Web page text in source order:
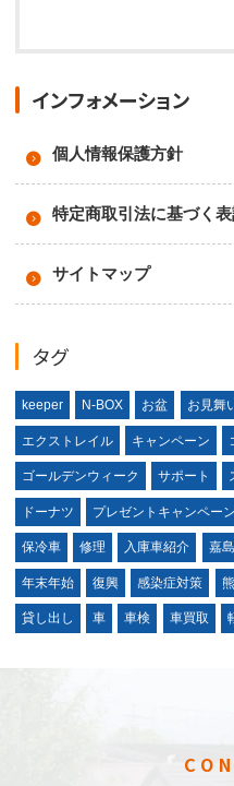
インフォメーション
個人情報保護方針
特定商取引法に基づく
サイトマップ
タグ
keeper N-BOX お盆 お見舞
エクストレイル キャンペーン
ゴールデンウィーク サポート
ドーナツ プレゼントキャンペーン
保冷車 修理 入庫車紹介 嘉
年末年始 復興 感染症対策
貸し出し 車 車検 車買取